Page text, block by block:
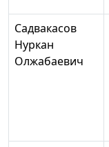
Садвакасов
Нуркан
Олжабаевич